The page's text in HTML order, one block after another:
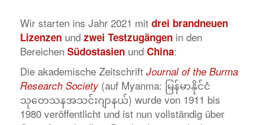
Wir starten ins Jahr 2021 mit drei brandneuen
Lizenzenund zwei Testzugängenin den
Bereichen Südostasienund China:
Die akademische Zeitschrift Journal of the Burma
Research Society(auf Myanma: မြန်မာနိုင်ငံ
သုတေသနအသင်းဂျာနယ်) wurde von 1911 bis
1980 veröffentlicht und ist nun vollständig über